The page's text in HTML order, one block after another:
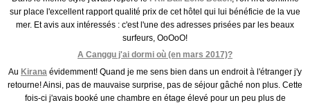
sur place l'excellent rapport qualité prix de cet hôtel qui lui bénéficie de la vue
mer. Et avis aux intéressés : c'est l'une des adresses prisées par les beaux
surfeurs, OoOoO!
A Canggu j'ai dormi où (en mars 2017)?
Au Kirana évidemment! Quand je me sens bien dans un endroit à l'étranger j'y
retourne! Ainsi, pas de mauvaise surprise, pas de séjour gâché non plus. Cette
fois-ci j'avais booké une chambre en étage élevé pour un peu plus de